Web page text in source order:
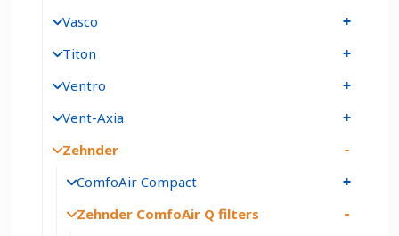
Vasco
Titon
Ventro
Vent-Axia
Zehnder
ComfoAir Compact
Zehnder ComfoAir Q filters